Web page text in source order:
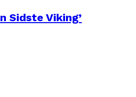
Sidste Viking’